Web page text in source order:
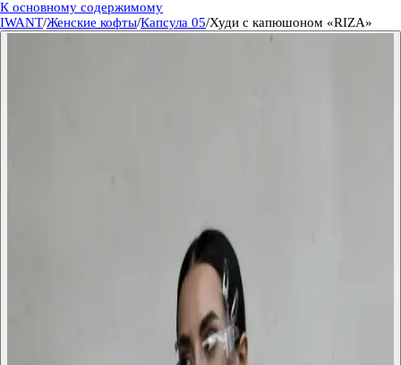
К основному содержимому
IWANT/Женские кофты/Капсула 05/Худи c капюшоном «RIZA»